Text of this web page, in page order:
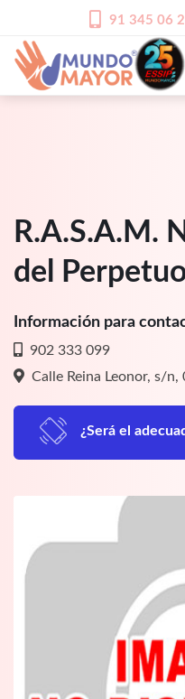
91 345 06
R.A.S.A.M.
del
Información para
902 333 099
Calle Reina Leonor, s/n,
¿Será el